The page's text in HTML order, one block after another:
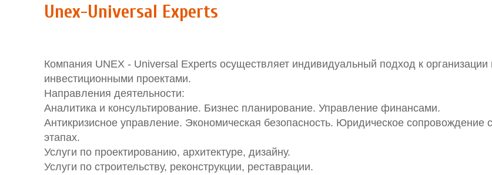
Unex-Universal Experts
Компания UNEX - Universal Experts осуществляет индивидуальный подход к
инвестиционными проектами.
Направления деятельности:
Аналитика и консультирование. Бизнес планирование. Управление финансами.
Антикризисное управление. Экономическая безопасность. Юридическое сопровождение
этапах.
Услуги по проектированию, архитектуре, дизайну.
Услуги по строительству, реконструкции, реставрации.